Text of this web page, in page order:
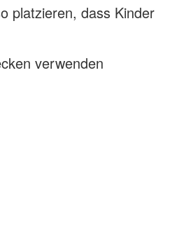
platzieren, dass Kinder
verwenden